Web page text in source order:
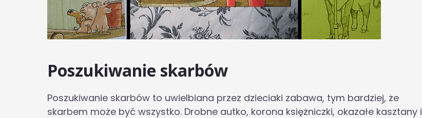
Poszukiwanie skarbów
Poszukiwanie skarbów to uwielbiana przez dzieciaki zabawa, tym bardziej, że
skarbem może być wszystko. Drobne autko, korona księżniczki, okazałe kasztany i